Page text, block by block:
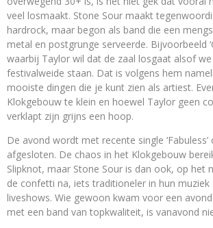
veel losmaakt. Stone Sour maakt
hardrock, maar begon als band die een
metal en postgrunge serveerde. Bijvoorbeeld
waarbij Taylor wil dat de zaal losgaat alsof
festivalweide staan. Dat is volgens hem
mooiste dingen die je kunt zien als artiest.
Klokgebouw te klein en hoewel Taylor geen
verklapt zijn grijns een hoop.
De avond wordt met recente single
afgesloten. De chaos in het Klokgebouw
Slipknot, maar Stone Sour is dan ook, op het
de confetti na, iets traditioneler in hun muziek
liveshows. Wie gewoon kwam voor een
met een band van topkwaliteit, is vanavond